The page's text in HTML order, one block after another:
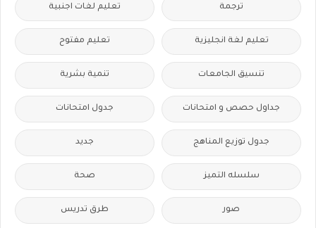
ترجمة تعليم لغات اجنبية
تعليم لغة انجليزية تعليم مفتوح
تنسيق الجامعات تنمية بشرية
جداول حصص و امتحانات جدول امتحانات
جدول توزيع المناهج جديد
سلسله التميز صحة
صور طرق تدريس